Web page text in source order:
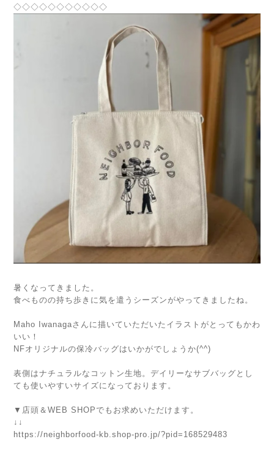
◇◇◇◇◇◇◇◇◇◇◇
暑くなってきました。
食べものの持ち歩きに気を遣うシーズンがやってきましたね。
Maho Iwanagaさんに描いていただいたイラストがとってもかわ
いい！
NFオリジナルの保冷バッグはいかがでしょうか(^^)
表側はナチュラルなコットン生地。デイリーなサブバッグとし
ても使いやすいサイズになっております。
▼店頭＆WEB SHOPでもお求めいただけます。
↓↓
https://neighborfood-kb.shop-pro.jp/?pid=168529483